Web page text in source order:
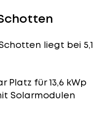
liegt bei 5,1
für 13,6 kWp
Solarmodulen